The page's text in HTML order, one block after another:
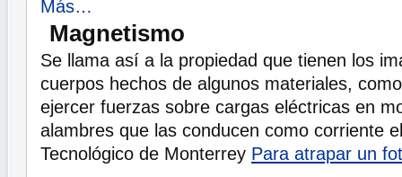
Más…
Magnetismo
Se llama así a la propiedad que tienen los
cuerpos hechos de algunos materiales,
ejercer fuerzas sobre cargas eléctricas en
alambres que las conducen como corriente
Tecnológico de Monterrey Para atrapar un